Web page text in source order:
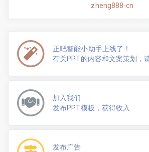
zheng888-cn
正吧智能小助手上线了！
有关PPT的内容和文案策划，
加入我们
发布PPT模板，获得收入
发布广告